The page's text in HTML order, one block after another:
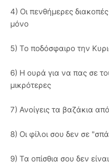
4) Οι πενθήμερες
μόνο
5) Το ποδόσφαιρο την
6) Η ουρά για να πας σε
μικρότερες
7) Ανοίγεις τα βαζάκια
8) Οι φίλοι σου δεν σε
9) Τα οπίσθια σου δεν